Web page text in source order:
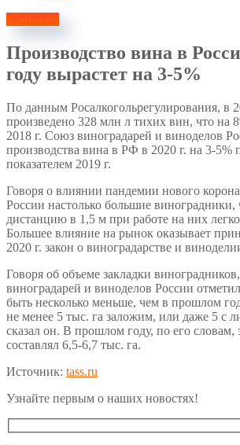
Контакты
Производство вина в
году вырастет на 3-5%
По данным Росалкогольрегулирования, в
произведено 328 млн л тихих вин, что на
2018 г. Союз виноградарей и виноделов
производства вина в РФ в 2020 г. на 3-5%
показателем 2019 г.
Говоря о влиянии пандемии нового
России настолько большие
дистанцию в 1,5 м при работе на них
Большее влияние на рынок оказывает
2020 г. закон о виноградарстве и
Говоря об объеме закладки виноградников,
виноградарей и виноделов России
быть несколько меньше, чем в прошлом
не менее 5 тыс. га заложим, или даже 5 с
сказал он. В прошлом году, по его словам,
составлял 6,5-6,7 тыс. га.
Источник: tass.ru
Узнайте первым о наших новостях!